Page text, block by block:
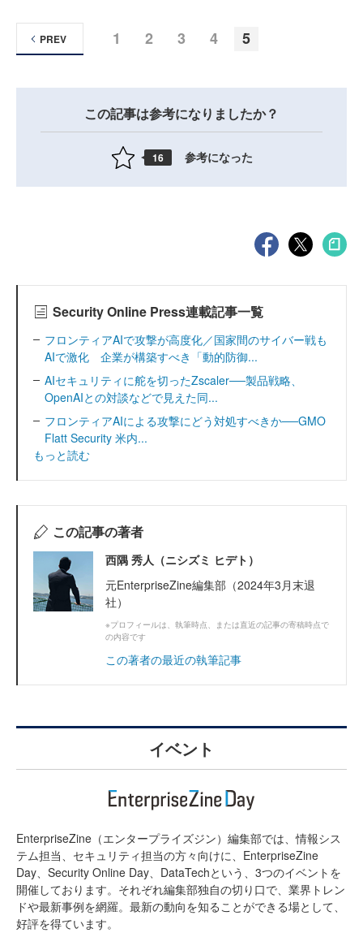
1 2 3 4 5
PREV
この記事は参考になりましたか？
16 参考になった
Security Online Press連載記事一覧
フロンティアAIで攻撃が高度化／国家間のサイバー戦も
AIで激化 企業が構築すべき「動的防御...
AIセキュリティに舵を切ったZscaler──製品戦略、
OpenAIとの対談などで見えた同...
フロンティアAIによる攻撃にどう対処すべきか──GMO
Flatt Security 米内...
もっと読む
この記事の著者
西隅 秀人（ニシズミ ヒデト）
元EnterpriseZine編集部（2024年3月末退
社）
※プロフィールは、執筆時点、または直近の記事の寄稿時点で
の内容です
この著者の最近の執筆記事
イベント
EnterpriseZine（エンタープライズジン）編集部では、情報シス
テム担当、セキュリティ担当の方々向けに、EnterpriseZine
Day、Security Online Day、DataTechという、3つのイベントを
開催しております。それぞれ編集部独自の切り口で、業界トレン
ドや最新事例を網羅。最新の動向を知ることができる場として、
好評を得ています。